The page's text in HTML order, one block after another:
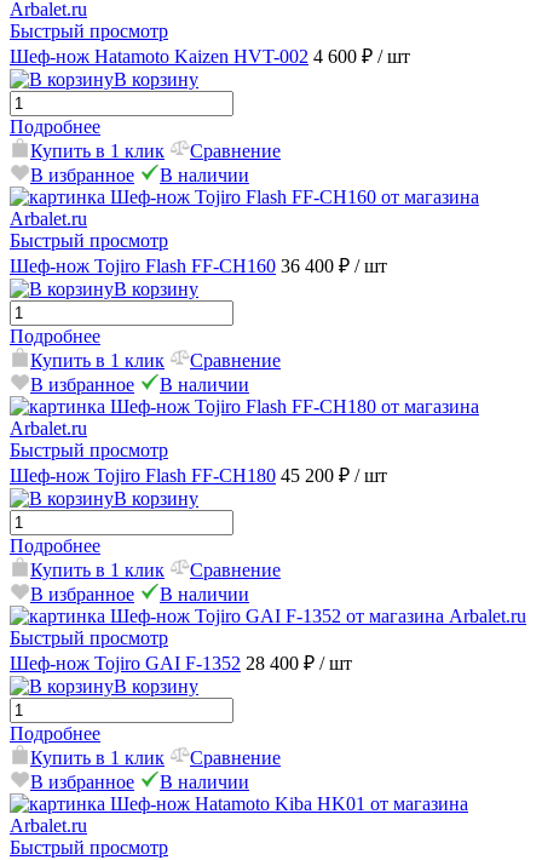
Быстрый просмотр
Шеф-нож Hatamoto Kaizen HVT-002 4 600 ₽ / шт
В корзину
Подробнее
Купить в 1 клик
Сравнение
В избранное
В наличии
Быстрый просмотр
Шеф-нож Tojiro Flash FF-CH160 36 400 ₽ / шт
В корзину
Подробнее
Купить в 1 клик
Сравнение
В избранное
В наличии
Быстрый просмотр
Шеф-нож Tojiro Flash FF-CH180 45 200 ₽ / шт
В корзину
Подробнее
Купить в 1 клик
Сравнение
В избранное
В наличии
Быстрый просмотр
Шеф-нож Tojiro GAI F-1352 28 400 ₽ / шт
В корзину
Подробнее
Купить в 1 клик
Сравнение
В избранное
В наличии
Быстрый просмотр